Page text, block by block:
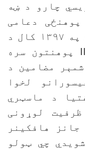
چارو د ښه
دعامی
روغتیا د ماسټري پروګرام په ۱۳۹۷ کال د
سره
مضامین د
لخوا
د ماسټري
لوړونی
هافکینر
چي ټولو